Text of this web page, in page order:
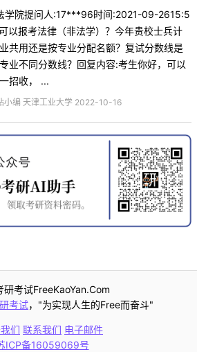
学院提问人:17***96时间:2021-09-2615:5
以报考法律（非法学）？今年贵校士兵计
共用还是按专业分配名额？复试分数线是
业不同分数线？回复内容:考生你好，可以
招收， ...
小编 天津工业大学 2022-10-16
研考试FreeKaoYan.Com
考试，"为实现人生的Free而奋斗"
们 联系我们 电子邮件
ICP备16059069号